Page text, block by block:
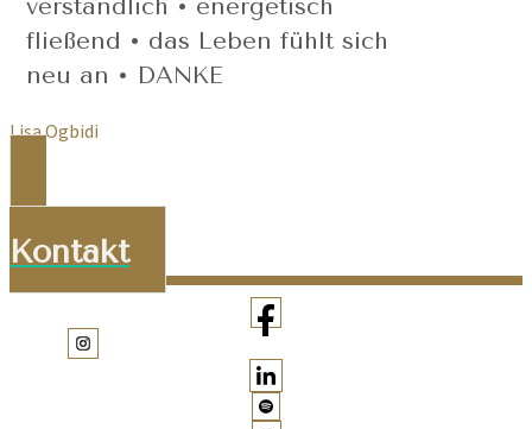
verständlich • energetisch
fließend • das Leben fühlt sich
neu an • DANKE
Lisa Ogbidi
Kontakt